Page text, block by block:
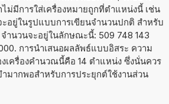
ม่มีการใส่เครื่องหมายถูกที่ตำแหน่งนี้ เช่น
อยู่ในรูปแบบการเขียนจำนวนปกติ สำหรับ
ำนวนจะอยู่ในลักษณะนี้: 509 748 143
การนำเสนอผลลัพธ์แบบอิสระ ความ
เครื่องคำนวณนี้คือ 14 ตำแหน่ง ซึ่งนั่นควร
มากพอสำหรับการประยุกต์ใช้งานส่วน